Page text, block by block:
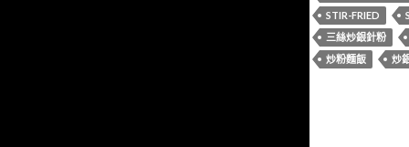
STIR-FRIED
三絲炒銀針粉
炒粉麵飯
炒